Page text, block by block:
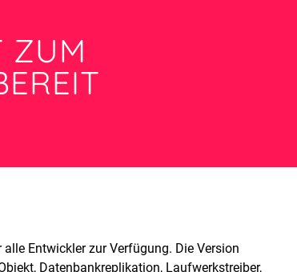
ZUM
Entwickler zur Verfügung. Die Version
Datenbankreplikation, Laufwerkstreiber,